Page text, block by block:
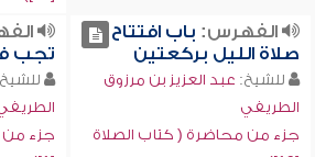
الفهرس: باب افتتاح
صلاة الليل بركعتين
للشيخ: عبد العزيز بن مرزوق
الطريفي
جزء من محاضرة ( كتاب الصلاة
تجب
جزء من